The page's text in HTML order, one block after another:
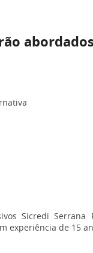
Sicredi Serrana
experiência de 15